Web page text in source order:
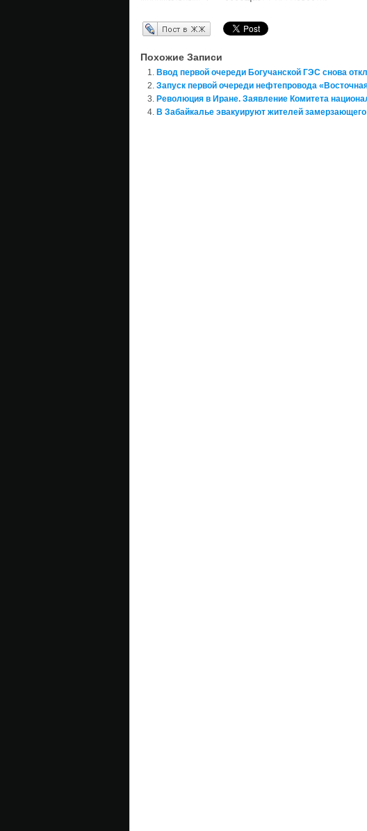
Перепост в ЖЖ
Похожие Записи
Ввод первой очереди Богучанской ГЭС снова
Запуск первой очереди нефтепровода
Революция в Иране. Заявление Комитета
В Забайкалье эвакуируют жителей